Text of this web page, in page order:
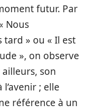
futur. Par
Nous
tard » ou « Il est
», on observe
son
; elle
référence à un